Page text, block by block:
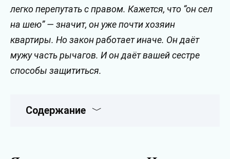
легко перепутать с правом. Кажется, что “он сел
на шею” — значит, он уже почти хозяин
квартиры. Но закон работает иначе. Он даёт
мужу часть рычагов. И он даёт вашей сестре
способы защититься.
Содержание